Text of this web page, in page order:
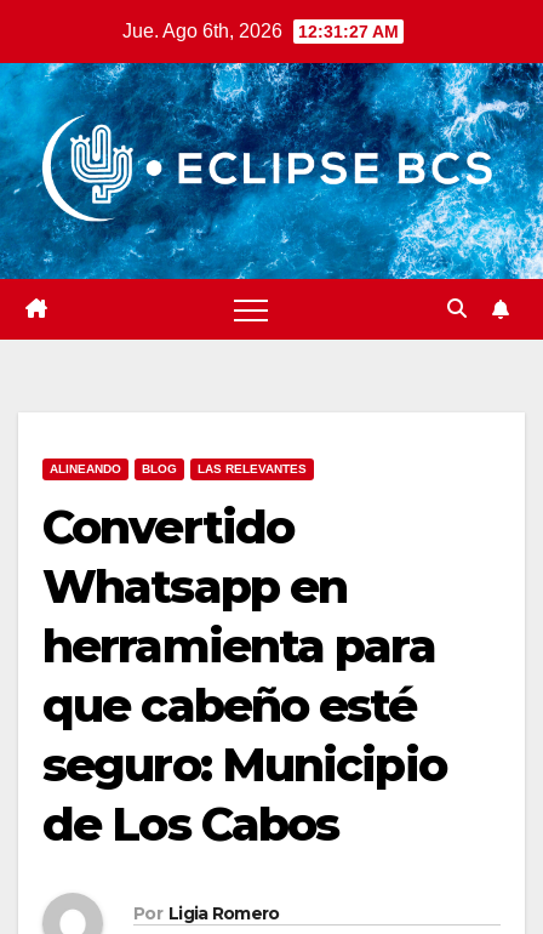
contenido
Jue. Ago 6th, 2026 12:31:28 AM
ALINEANDO BLOG LAS RELEVANTES
Convertido
Whatsapp en
herramienta para
que cabeño esté
seguro: Municipio
de Los Cabos
Por Ligia Romero